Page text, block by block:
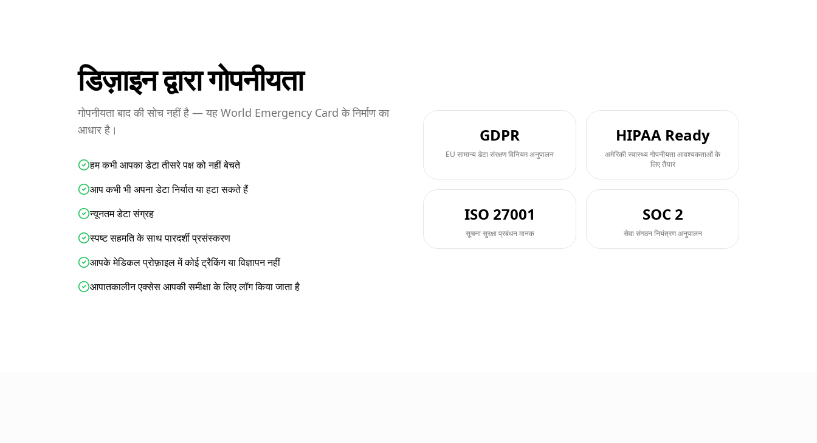
डिज़ाइन द्वारा गोपनीयता
गोपनीयता बाद की सोच नहीं है — यह World Emergency Card के निर्माण का
आधार है।
हम कभी आपका डेटा तीसरे पक्ष को नहीं बेचते
आप कभी भी अपना डेटा निर्यात या हटा सकते हैं
न्यूनतम डेटा संग्रह
स्पष्ट सहमति के साथ पारदर्शी प्रसंस्करण
आपके मेडिकल प्रोफ़ाइल में कोई ट्रैकिंग या विज्ञापन नहीं
आपातकालीन एक्सेस आपकी समीक्षा के लिए लॉग किया जाता है
GDPR
EU सामान्य डेटा संरक्षण विनियम अनुपालन
HIPAA Ready
अमेरिकी स्वास्थ्य गोपनीयता आवश्यकताओं के
लिए तैयार
ISO 27001
सूचना सुरक्षा प्रबंधन मानक
SOC 2
सेवा संगठन नियंत्रण अनुपालन